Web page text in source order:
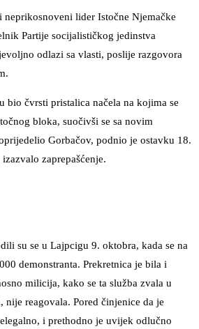
neprikosnoveni lider Istočne Njemačke
Partije socijalističkog jedinstva
odlazi sa vlasti, poslije razgovora
bio čvrsti pristalica načela na kojima se
bloka, suočivši se sa novim
Gorbačov, podnio je ostavku 18.
zaprepašćenje.
su se u Lajpcigu 9. oktobra, kada se na
demonstranta. Prekretnica je bila i
milicija, kako se ta služba zvala u
nije reagovala. Pored činjenice da je
i prethodno je uvijek odlučno